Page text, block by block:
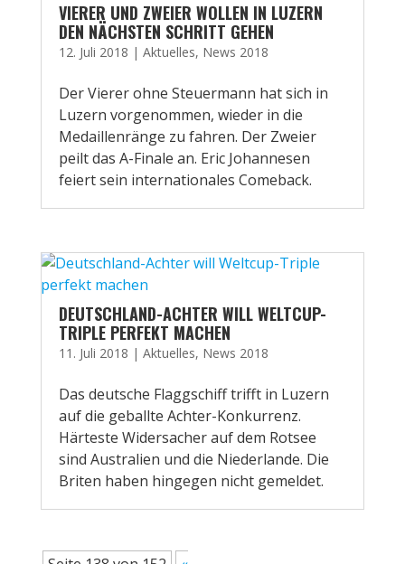
VIERER UND ZWEIER WOLLEN IN LUZERN
DEN NÄCHSTEN SCHRITT GEHEN
12. Juli 2018 | Aktuelles, News 2018
Der Vierer ohne Steuermann hat sich in
Luzern vorgenommen, wieder in die
Medaillenränge zu fahren. Der Zweier
peilt das A-Finale an. Eric Johannesen
feiert sein internationales Comeback.
DEUTSCHLAND-ACHTER WILL WELTCUP-
TRIPLE PERFEKT MACHEN
11. Juli 2018 | Aktuelles, News 2018
Das deutsche Flaggschiff trifft in Luzern
auf die geballte Achter-Konkurrenz.
Härteste Widersacher auf dem Rotsee
sind Australien und die Niederlande. Die
Briten haben hingegen nicht gemeldet.